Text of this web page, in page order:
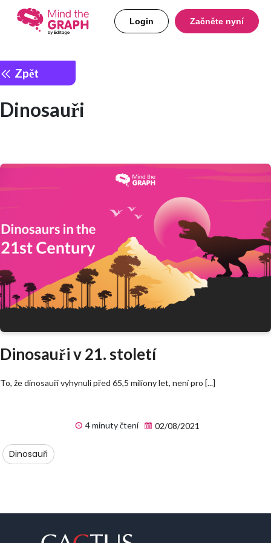
Login Začněte nyní
Zpět
Dinosauři
Dinosauři v 21. století
To, že dinosauři vyhynuli před 65,5 miliony let, není pro [...]
4 minuty čtení 02/08/2021
Dinosauři